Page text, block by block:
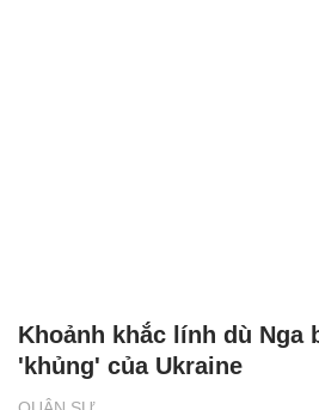
Khoảnh khắc lính dù Nga
'khủng' của Ukraine